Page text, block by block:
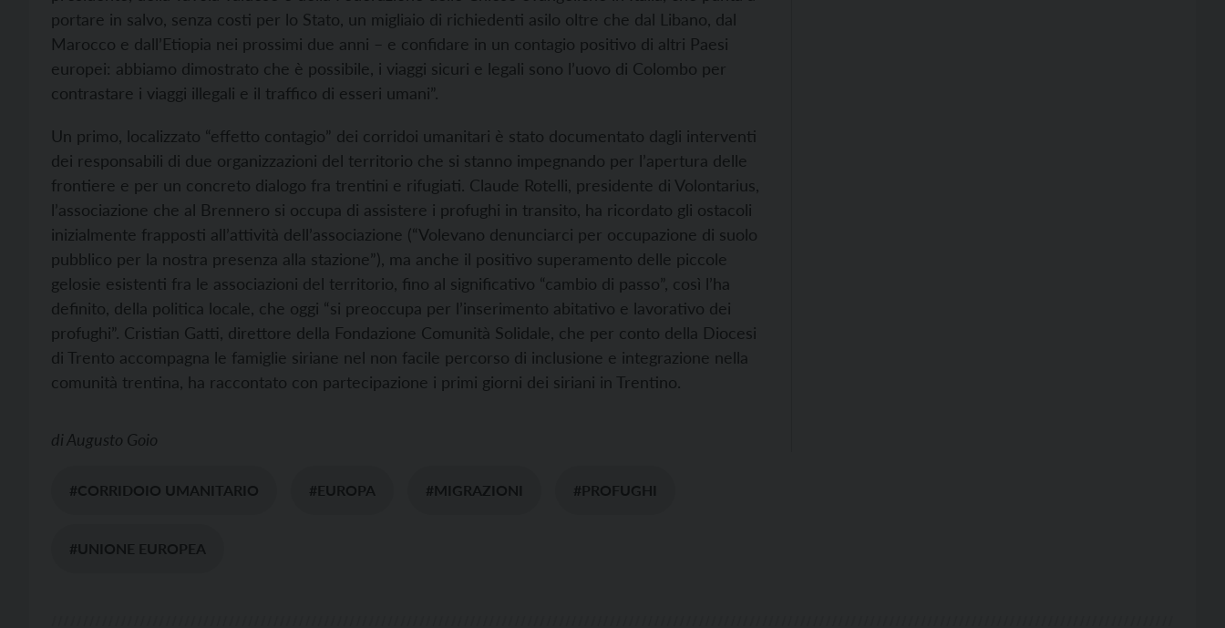
portare in salvo, senza costi per lo Stato, un migliaio di richiedenti asilo oltre che dal Libano, dal
Marocco e dall’Etiopia nei prossimi due anni – e confidare in un contagio positivo di altri Paesi
europei: abbiamo dimostrato che è possibile, i viaggi sicuri e legali sono l’uovo di Colombo per
contrastare i viaggi illegali e il traffico di esseri umani”.
Un primo, localizzato “effetto contagio” dei corridoi umanitari è stato documentato dagli interventi
dei responsabili di due organizzazioni del territorio che si stanno impegnando per l’apertura delle
frontiere e per un concreto dialogo fra trentini e rifugiati. Claude Rotelli, presidente di Volontarius,
l’associazione che al Brennero si occupa di assistere i profughi in transito, ha ricordato gli ostacoli
inizialmente frapposti all’attività dell’associazione (“Volevano denunciarci per occupazione di suolo
pubblico per la nostra presenza alla stazione”), ma anche il positivo superamento delle piccole
gelosie esistenti fra le associazioni del territorio, fino al significativo “cambio di passo”, così l’ha
definito, della politica locale, che oggi “si preoccupa per l’inserimento abitativo e lavorativo dei
profughi”. Cristian Gatti, direttore della Fondazione Comunità Solidale, che per conto della Diocesi
di Trento accompagna le famiglie siriane nel non facile percorso di inclusione e integrazione nella
comunità trentina, ha raccontato con partecipazione i primi giorni dei siriani in Trentino.
diAugusto Goio
#CORRIDOIO UMANITARIO #EUROPA #MIGRAZIONI #PROFUGHI
#UNIONE EUROPEA